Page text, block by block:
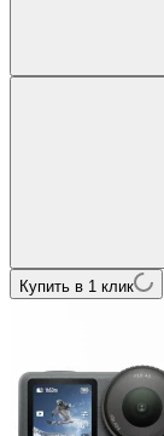
Купить в 1 клик